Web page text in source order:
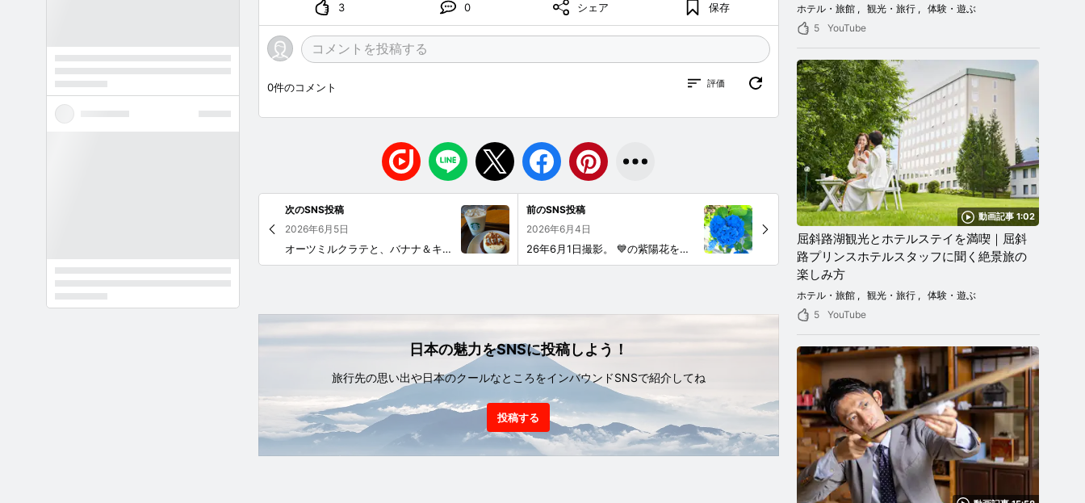
3 0 シェア 保存
0件のコメント 評価
次のSNS投稿
2026年6月5日
オーツミルクラテと、バナナ＆キャラメルケーキです。
前のSNS投稿
2026年6月4日
26年6月1日撮影。 💙の紫陽花を見つけました。
日本の魅力をSNSに投稿しよう！
旅行先の思い出や日本のクールなところをインバウンドSNSで紹介してね
投稿する
ホテル・旅館 観光・旅行
体験・遊ぶ
5
YouTube
動画記事 1:02
屈斜路湖観光とホテルステイを満喫｜屈斜
路プリンスホテルスタッフに聞く絶景旅の
楽しみ方
ホテル・旅館 観光・旅行
体験・遊ぶ
5
YouTube